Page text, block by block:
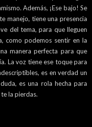
Además, ¡Ese bajo! Se
manejo, tiene una presencia
del tema, para que lleguen
como podemos sentir en la
manera perfecta para que
La voz tiene ese toque para
es en verdad un
es una rola hecha para
la pierdas.